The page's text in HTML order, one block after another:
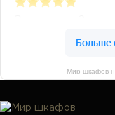
Мир шкафов